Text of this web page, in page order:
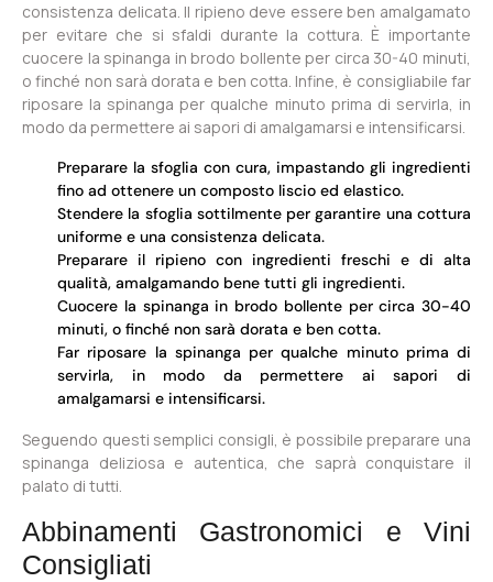
consistenza delicata. Il ripieno deve essere ben amalgamato
per evitare che si sfaldi durante la cottura. È importante
cuocere la spinanga in brodo bollente per circa 30-40 minuti,
o finché non sarà dorata e ben cotta. Infine, è consigliabile far
riposare la spinanga per qualche minuto prima di servirla, in
modo da permettere ai sapori di amalgamarsi e intensificarsi.
Preparare la sfoglia con cura, impastando gli ingredienti
fino ad ottenere un composto liscio ed elastico.
Stendere la sfoglia sottilmente per garantire una cottura
uniforme e una consistenza delicata.
Preparare il ripieno con ingredienti freschi e di alta
qualità, amalgamando bene tutti gli ingredienti.
Cuocere la spinanga in brodo bollente per circa 30-40
minuti, o finché non sarà dorata e ben cotta.
Far riposare la spinanga per qualche minuto prima di
servirla, in modo da permettere ai sapori di
amalgamarsi e intensificarsi.
Seguendo questi semplici consigli, è possibile preparare una
spinanga deliziosa e autentica, che saprà conquistare il
palato di tutti.
Abbinamenti Gastronomici e Vini
Consigliati